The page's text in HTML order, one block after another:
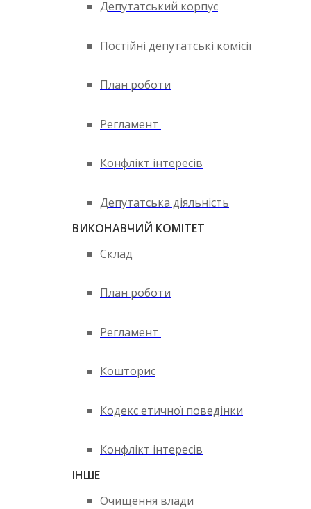
Депутатський корпус
Постійні депутатські комісії
План роботи
Регламент
Конфлікт інтересів
Депутатська діяльність
ВИКОНАВЧИЙ КОМІТЕТ
Склад
План роботи
Регламент
Кошторис
Кодекс етичної поведінки
Конфлікт інтересів
ІНШЕ
Очищення влади